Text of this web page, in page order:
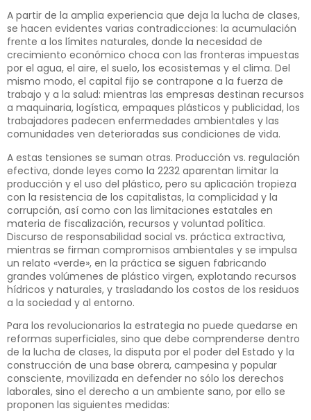
A partir de la amplia experiencia que deja la lucha de clases,
se hacen evidentes varias contradicciones: la acumulación
frente a los límites naturales, donde la necesidad de
crecimiento económico choca con las fronteras impuestas
por el agua, el aire, el suelo, los ecosistemas y el clima. Del
mismo modo, el capital fijo se contrapone a la fuerza de
trabajo y a la salud: mientras las empresas destinan recursos
a maquinaria, logística, empaques plásticos y publicidad, los
trabajadores padecen enfermedades ambientales y las
comunidades ven deterioradas sus condiciones de vida.
A estas tensiones se suman otras. Producción vs. regulación
efectiva, donde leyes como la 2232 aparentan limitar la
producción y el uso del plástico, pero su aplicación tropieza
con la resistencia de los capitalistas, la complicidad y la
corrupción, así como con las limitaciones estatales en
materia de fiscalización, recursos y voluntad política.
Discurso de responsabilidad social vs. práctica extractiva,
mientras se firman compromisos ambientales y se impulsa
un relato «verde», en la práctica se siguen fabricando
grandes volúmenes de plástico virgen, explotando recursos
hídricos y naturales, y trasladando los costos de los residuos
a la sociedad y al entorno.
Para los revolucionarios la estrategia no puede quedarse en
reformas superficiales, sino que debe comprenderse dentro
de la lucha de clases, la disputa por el poder del Estado y la
construcción de una base obrera, campesina y popular
consciente, movilizada en defender no sólo los derechos
laborales, sino el derecho a un ambiente sano, por ello se
proponen las siguientes medidas: